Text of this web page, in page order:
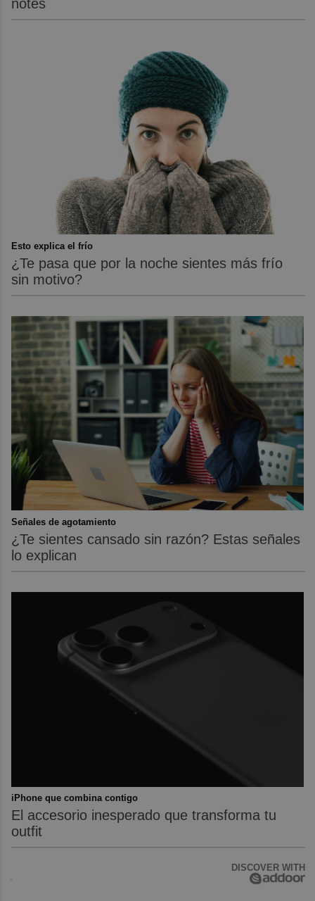
notes
Esto explica el frío
¿Te pasa que por la noche sientes más frío
sin motivo?
Señales de agotamiento
¿Te sientes cansado sin razón? Estas señales
lo explican
iPhone que combina contigo
El accesorio inesperado que transforma tu
outfit
DISCOVER WITH